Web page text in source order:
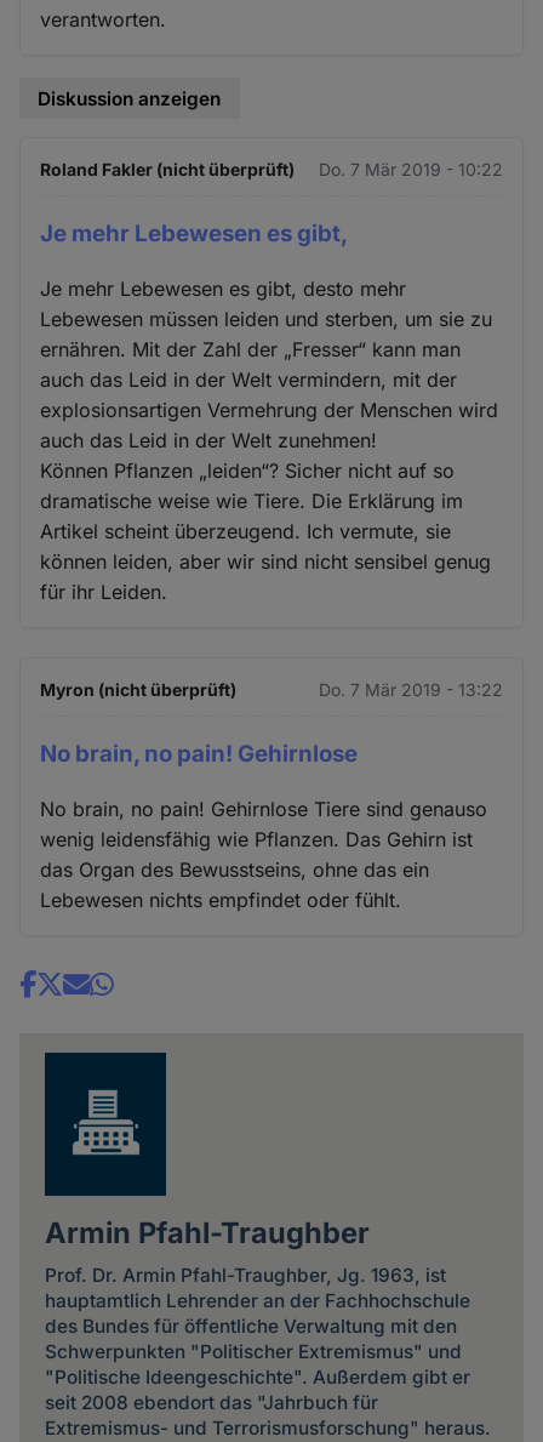
verantworten.
Diskussion anzeigen
Roland Fakler (nicht überprüft) Do. 7 Mär 2019 - 10:22
Je mehr Lebewesen es gibt,
Je mehr Lebewesen es gibt, desto mehr
Lebewesen müssen leiden und sterben, um sie zu
ernähren. Mit der Zahl der „Fresser“ kann man
auch das Leid in der Welt vermindern, mit der
explosionsartigen Vermehrung der Menschen wird
auch das Leid in der Welt zunehmen!
Können Pflanzen „leiden“? Sicher nicht auf so
dramatische weise wie Tiere. Die Erklärung im
Artikel scheint überzeugend. Ich vermute, sie
können leiden, aber wir sind nicht sensibel genug
für ihr Leiden.
Myron (nicht überprüft) Do. 7 Mär 2019 - 13:22
No brain, no pain! Gehirnlose
No brain, no pain! Gehirnlose Tiere sind genauso
wenig leidensfähig wie Pflanzen. Das Gehirn ist
das Organ des Bewusstseins, ohne das ein
Lebewesen nichts empfindet oder fühlt.
Share
Armin Pfahl-Traughber
Prof. Dr. Armin Pfahl-Traughber, Jg. 1963, ist
hauptamtlich Lehrender an der Fachhochschule
des Bundes für öffentliche Verwaltung mit den
Schwerpunkten "Politischer Extremismus" und
"Politische Ideengeschichte". Außerdem gibt er
seit 2008 ebendort das "Jahrbuch für
Extremismus- und Terrorismusforschung" heraus.